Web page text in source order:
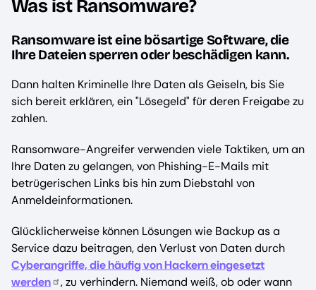
Was ist Ransomware?
Ransomware ist eine bösartige Software, die
Ihre Dateien sperren oder beschädigen kann.‍
Dann halten Kriminelle Ihre Daten als Geiseln, bis Sie
sich bereit erklären, ein "Lösegeld" für deren Freigabe zu
zahlen.
Ransomware-Angreifer verwenden viele Taktiken, um an
Ihre Daten zu gelangen, von Phishing-E-Mails mit
betrügerischen Links bis hin zum Diebstahl von
Anmeldeinformationen.
Glücklicherweise können Lösungen wie Backup as a
Service dazu beitragen, den Verlust von Daten durch
Cyberangriffe, die häufig von Hackern eingesetzt
werden
, zu verhindern. Niemand weiß, ob oder wann